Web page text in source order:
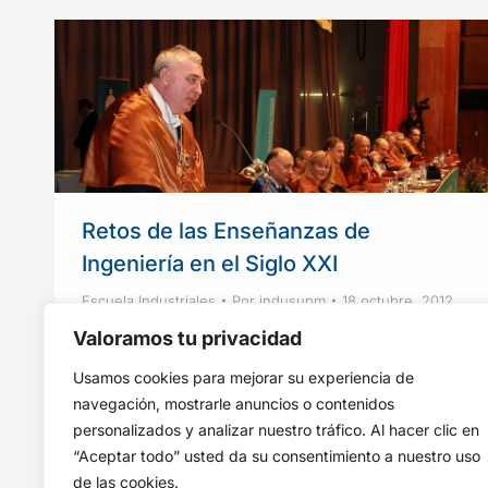
Valoramos tu privacidad
Usamos cookies para mejorar su experiencia de
navegación, mostrarle anuncios o contenidos
personalizados y analizar nuestro tráfico. Al hacer clic en
“Aceptar todo” usted da su consentimiento a nuestro uso
de las cookies.
Retos de las Enseñanzas de
Ingeniería en el Siglo XXI
Escuela Industriales Por indusupm 18 octubre, 2012
Retos de las Enseñanzas de Ingeniería en el S.
en el acto de Entrega de Diplomas a los
Titulados de la ETSII UPM